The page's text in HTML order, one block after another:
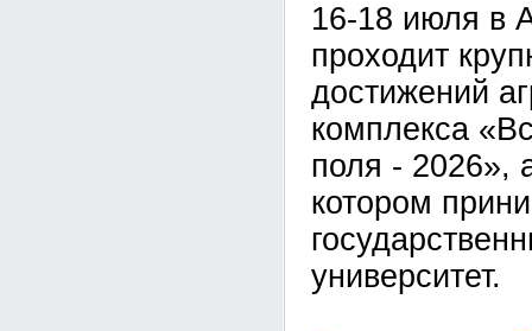
16-18 июля в
проходит
достижений
комплекса
поля - 2026»,
котором
университет.